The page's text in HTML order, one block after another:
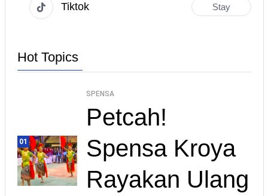
Tiktok Stay
Hot Topics
01
SPENSA
Petcah!
Spensa Kroya
Rayakan Ulang